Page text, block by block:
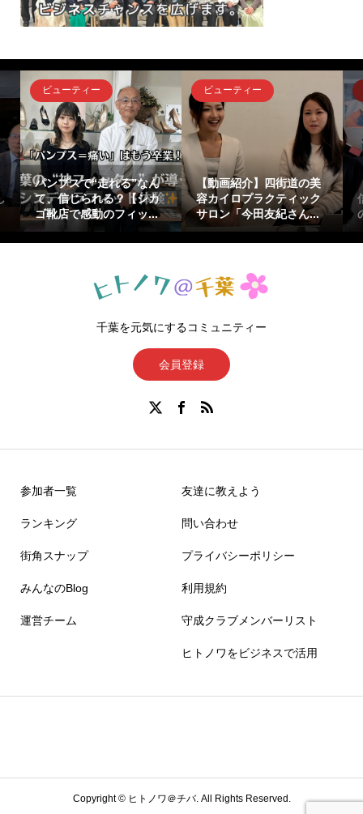
ビューティー
パンプスで“走れる”なん
て、信じられる？【シカ
ゴ靴店で感動のフィッ...
ビューティー
【動画紹介】四街道の美
容カイロプラクティック
サロン「今田友紀さん...
千葉を元気にするコミュニティー
会員登録
参加者一覧
ランキング
街角スナップ
みんなのBlog
運営チーム
友達に教えよう
問い合わせ
プライバシーポリシー
利用規約
守成クラブメンバーリスト
ヒトノワをビジネスで活用
Copyright ©ヒトノワ＠チバ. All Rights Reserved.